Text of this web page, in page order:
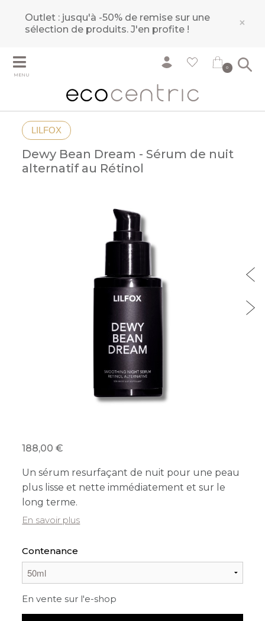
Outlet : jusqu'à -50% de remise sur une
sélection de produits.J'en profite ! ×
MENU
0
LILFOX
Dewy Bean Dream - Sérum de nuit
alternatif au Rétinol
188,00
Un sérum resurfaçant de nuit pour une peau
plus lisse et nette immédiatement et sur le
long terme.
En savoir plus
Contenance
En vente sur l'e-shop